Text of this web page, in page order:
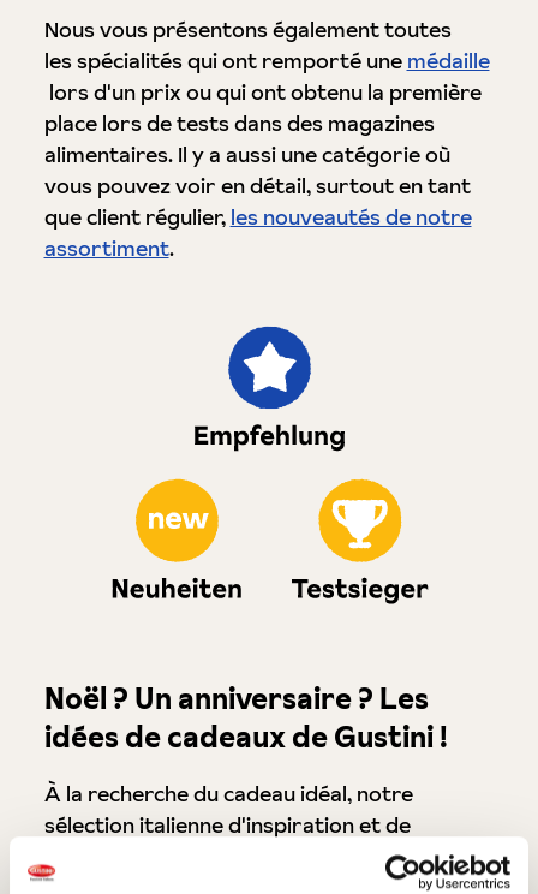
Nous vous présentons également toutes
les spécialités qui ont remporté une médaille
lors d'un prix ou qui ont obtenu la première
place lors de tests dans des magazines
alimentaires. Il y a aussi une catégorie où
vous pouvez voir en détail, surtout en tant
que client régulier, les nouveautés de notre
assortiment.
Noël ? Un anniversaire ? Les
idées de cadeaux de Gustini !
À la recherche du cadeau idéal, notre
sélection italienne d'inspiration et de
vous offre un large éventail
d'options créatives qui feront certainement